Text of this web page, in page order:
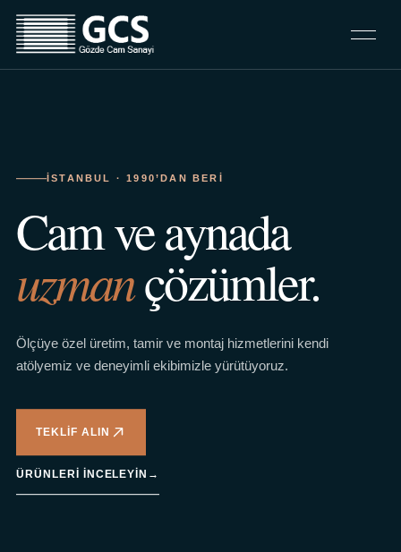
İSTANBUL · 1990’DAN BERI
Cam ve aynada
uzmançözümler.
Ölçüye özel üretim, tamir ve montaj hizmetlerini kendi
atölyemiz ve deneyimli ekibimizle yürütüyoruz.
TEKLIF ALIN
ÜRÜNLERI INCELEYIN →